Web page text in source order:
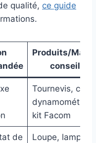
qualité, ce guide
Produits/
conseillé
Tournevis, clé
kit Facom
de
Loupe, lampe